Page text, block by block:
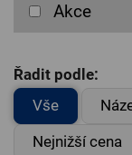
Akce
Řadit podle:
Vše
Nejnižší cena